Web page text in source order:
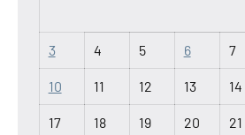
3 4 5 6 7
10 11 12 13 14
17 18 19 20 21